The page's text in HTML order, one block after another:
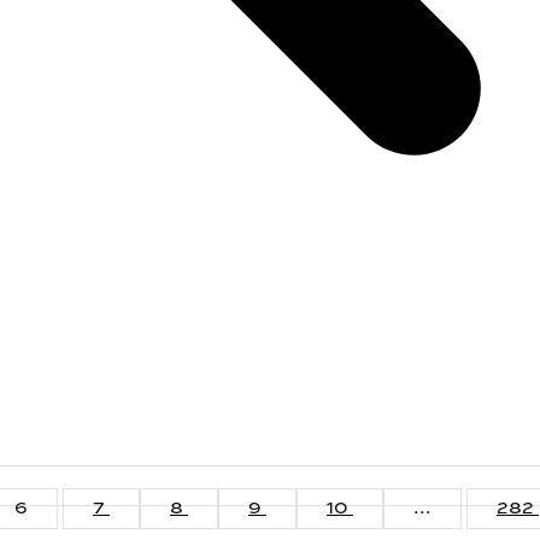
6 7 8 9 10 ... 282